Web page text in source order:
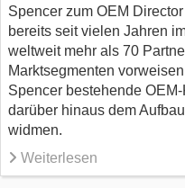
Spencer zum OEM
bereits seit vielen Jahren
weltweit mehr als 70
Marktsegmenten
Spencer bestehende
darüber hinaus dem
widmen.
Weiterlesen